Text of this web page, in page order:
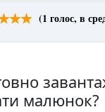
(1 голос, в
малюнок?